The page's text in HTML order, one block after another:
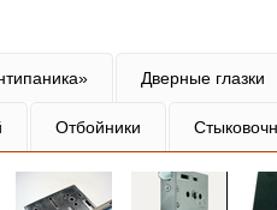
Дверные глазки
Отбойники